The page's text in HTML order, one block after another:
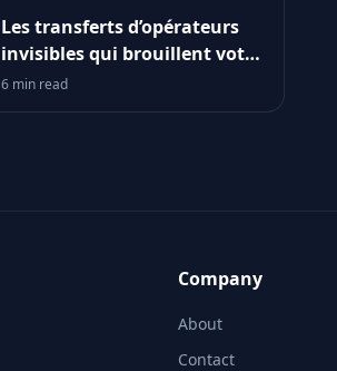
Les transferts d’opérateurs
invisibles qui brouillent votre
logique de joignabilité
6 min read
Company
About
Contact